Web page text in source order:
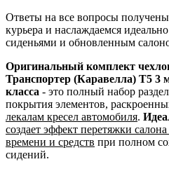
Ответы на все вопросы
курьера и наслаждаемся
сиденьями и обновленным
Оригинальный комплект
Транспортер (Каравелла) Т5 3
класса - это полный набор
покрытия элементов,
лекалам кресел автомобиля.
создает эффект перетяжки
времени и средств при полном
сидений.